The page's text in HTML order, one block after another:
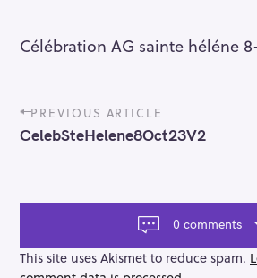
Célébration AG sainte héléne
P
o
s
a
g
a
PREVIOUS ARTICLE
CelebSteHelene8Oct23V2
0 comments
This site uses Akismet to reduce spam.